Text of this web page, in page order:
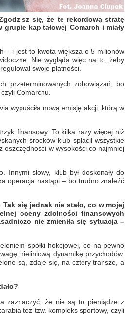
się, że tę rekordową stratę
kapitałowej Comarch i miały
– i jest to kwota większa o 5 milionów
Nie wygląda więc na to, żeby
swoje płatności.
przeterminowanych zobowiązań, bo
Comarchu.
wypuściła nową emisję akcji, którą w
finansowy. To kilka razy więcej niż
środków klub spłacił wszystkie
oszczędności w wysokości co najmniej
Innymi słowy, klub był doskonały do
operacja nastąpi – bo trudno znaleźć
się jednak nie stało, co w mojej
oceny zdolności finansowych
nie zmieniła się sytuacja –
spółki hokejowej, co na pewno
nieliniową dynamikę przychodów.
są, zdaje się, na cztery transze, a
zaznaczyć, że nie są to pieniądze z
też tzw. kompleks sportowy, czyli